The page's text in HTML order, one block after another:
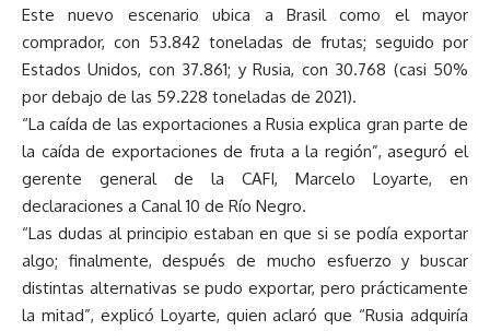
Este nuevo escenario ubica a Brasil como el mayor
comprador, con 53.842 toneladas de frutas; seguido por
Estados Unidos, con 37.861; y Rusia, con 30.768 (casi 50%
por debajo de las 59.228 toneladas de 2021).
“La caída de las exportaciones a Rusia explica gran parte de
la caída de exportaciones de fruta a la región”, aseguró el
gerente general de la CAFI, Marcelo Loyarte, en
declaraciones a Canal 10 de Río Negro.
“Las dudas al principio estaban en que si se podía exportar
algo; finalmente, después de mucho esfuerzo y buscar
distintas alternativas se pudo exportar, pero prácticamente
la mitad”, explicó Loyarte, quien aclaró que “Rusia adquiría